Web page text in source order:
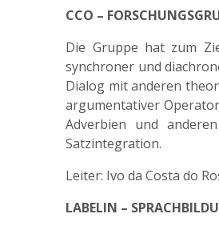
CCO –
Die Gruppe hat zum
synchroner und
Dialog mit anderen
argumentativer
Adverbien und
Satzintegration.
Leiter: Ivo da Costa do
LABELIN –